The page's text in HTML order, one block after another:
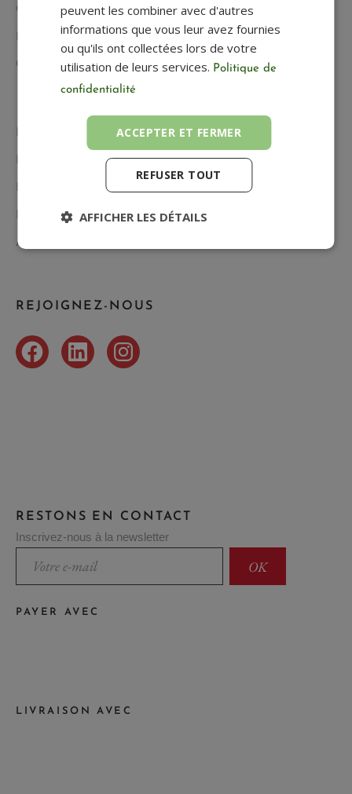
Questions fréquentes et FAQ
Mentions légales
Conditions générales de vente
Notre démarche RSE
Nos certifications
Nos gammes
Actualités
REJOIGNEZ-NOUS
RESTONS EN CONTACT
Inscrivez-nous à la newsletter
PAYER AVEC
LIVRAISON AVEC
peuvent les combiner avec d'autres
informations que vous leur avez fournies
ou qu'ils ont collectées lors de votre
utilisation de leurs services. Politique de
confidentialité
ACCEPTER ET FERMER
REFUSER TOUT
AFFICHER LES DÉTAILS